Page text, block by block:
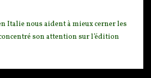
Italie nous aident à mieux cerner les
son attention sur l’édition